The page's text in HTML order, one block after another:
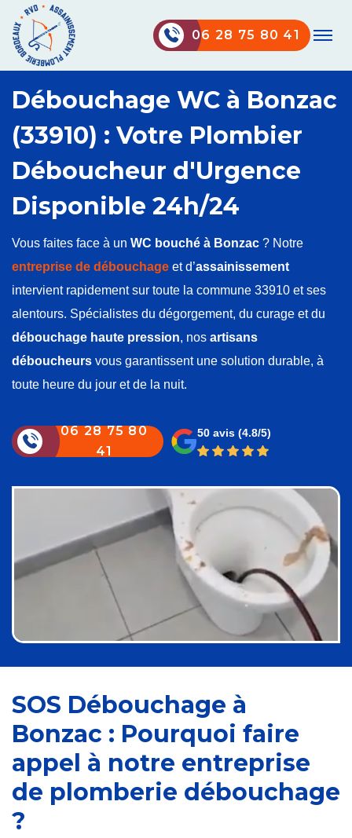
06 28 75 80 41
Débouchage WC à Bonzac
(33910) : Votre Plombier
Déboucheur d'Urgence
Disponible 24h/24
Vous faites face à un WC bouché à Bonzac ? Notre
entreprise de débouchage et d’assainissement
intervient rapidement sur toute la commune 33910 et ses
alentours. Spécialistes du dégorgement, du curage et du
débouchage haute pression, nos artisans
déboucheurs vous garantissent une solution durable, à
toute heure du jour et de la nuit.
06 28 75 80
41
50 avis (4.8/5)
SOS Débouchage à
Bonzac : Pourquoi faire
appel à notre entreprise
de plomberie débouchage
?